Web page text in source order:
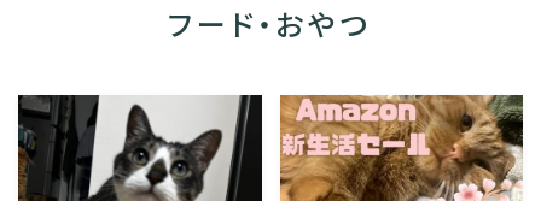
このブログについて
お問合せ
フード・おやつ